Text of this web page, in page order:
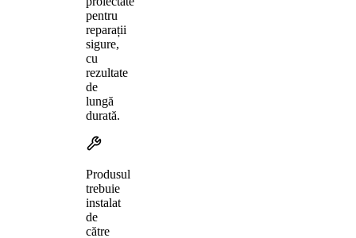
pentru
reparații
sigure,
cu
rezultate
de
lungă
durată.
Produsul
trebuie
instalat
de
către